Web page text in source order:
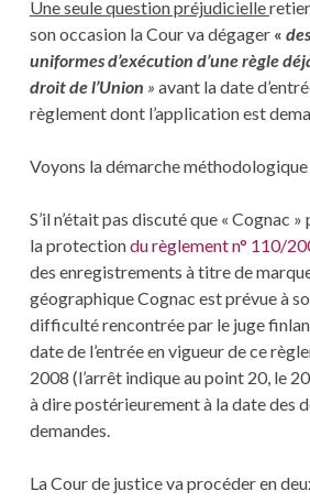
Une seule question préjudicielle
son occasion la Cour va dégager «
uniformes d’exécution d’une règle
droit de l’Union » avant la date
règlement dont l’application est
Voyons la démarche
S’il n’était pas discuté que « Cognac
la protectiondu règlement n° 110/
des enregistrements à titre de
géographique Cognac est prévue à
difficulté rencontrée par le juge
date de l’entrée en vigueur de ce
2008 (l’arrêt indique au point 20, le
à dire postérieurement à la date des
demandes.
La Cour de justice va procéder en